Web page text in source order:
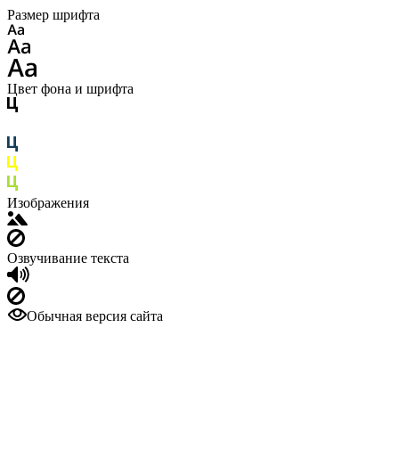
Размер шрифта
Цвет фона и шрифта
Изображения
Озвучивание текста
Обычная версия сайта